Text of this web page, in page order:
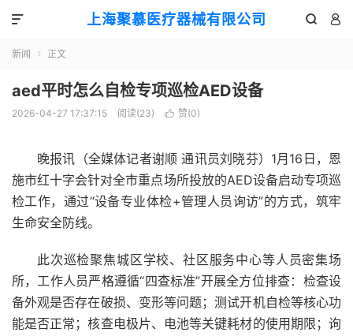
上海聚慕医疗器械有限公司  

新闻  正文
aed平时怎么自检专项巡检AED设备
2026-04-27 17:37:15 阅读(23)  赞(0)
晚报讯（全媒体记者谢顺 通讯员刘晓芬）1月16日，恩
施市红十字会针对全市重点场所投放的AED设备启动专项巡
检工作，通过“设备专业体检+管理人员询访”的方式，筑牢
生命安全防线。
此次巡检聚焦城区学校、社区服务中心等人员密集场
所，工作人员严格遵循“四查标准”开展全方位排查：检查设
备外观是否存在破损、变形等问题；测试开机自检等核心功
能是否正常；核查电极片、电池等关键耗材的使用期限；询